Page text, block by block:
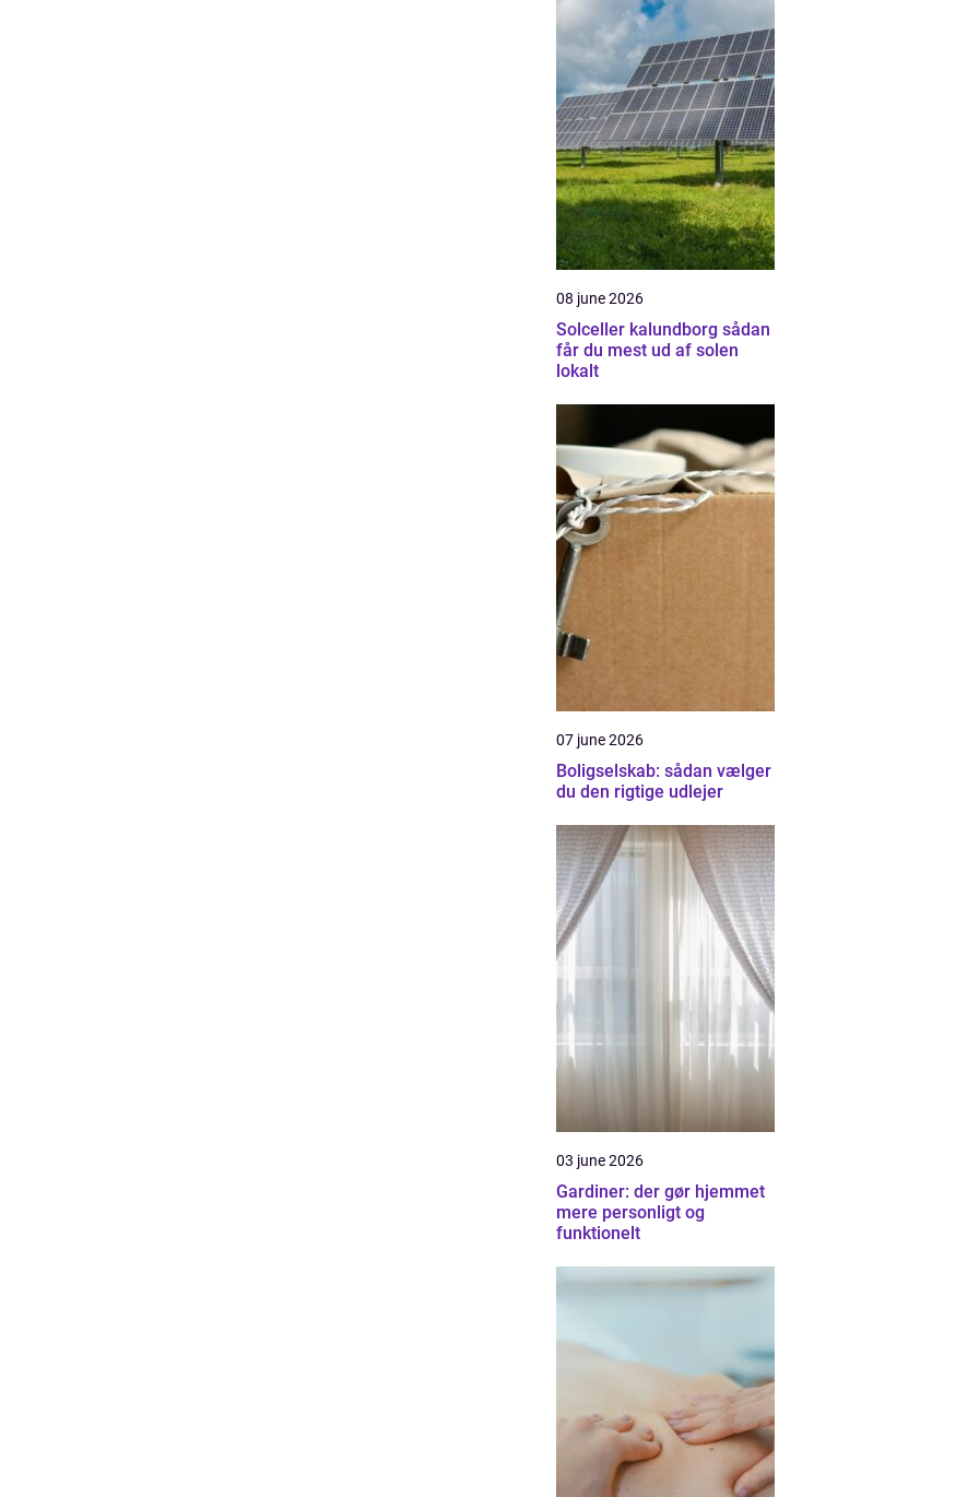
08 june 2026
Solceller kalundborg sådan
får du mest ud af solen
lokalt
07 june 2026
Boligselskab: sådan vælger
du den rigtige udlejer
03 june 2026
Gardiner: der gør hjemmet
mere personligt og
funktionelt